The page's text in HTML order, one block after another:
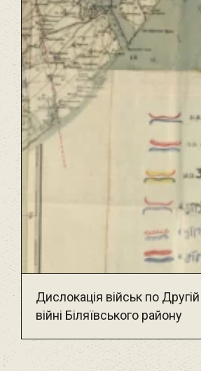
Дислокація військ по Другій
війні Біляївського району